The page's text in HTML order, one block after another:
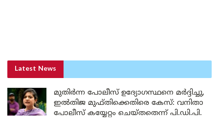
Latest News
മുതിർന്ന പോലീസ് ഉദ്യോഗസ്ഥനെ മർദ്ദിച്ചു,
ഇൽതിജ മുഫ്തിക്കെതിരെ കേസ്: വനിതാ
പോലീസ് കയ്യേറ്റം ചെയ്തതെന്ന് പി.ഡി.പി.